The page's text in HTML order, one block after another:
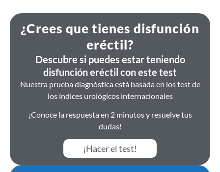
¿Crees que tienes disfunción
eréctil?
Descubre si puedes estar teniendo
disfunción eréctil con este test
Nuestra prueba diagnóstica está basada en los test de
los índices urológicos internacionales
¡Conoce la respuesta en 2 minutos y resuelve tus
dudas!
¡Hacer el test!